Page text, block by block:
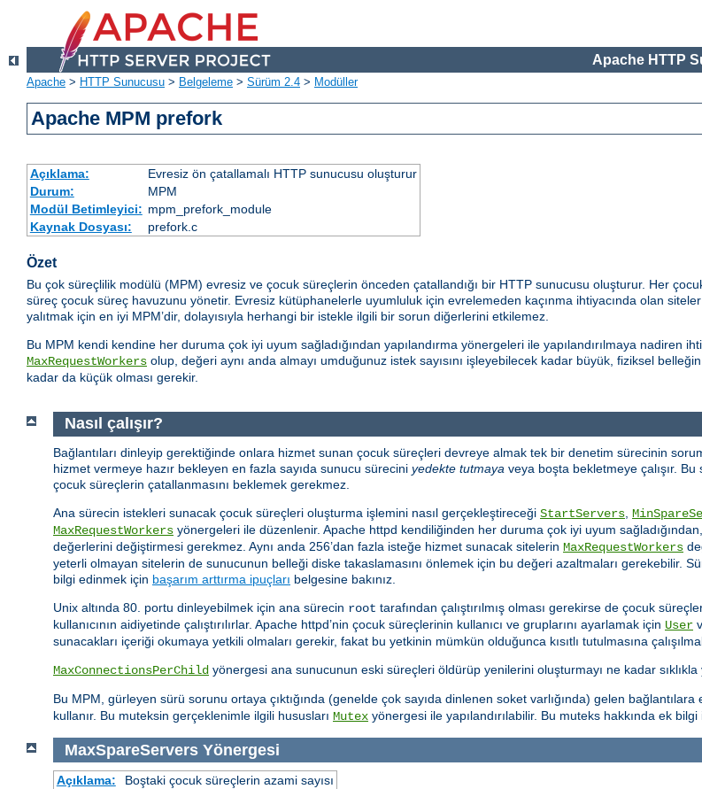
Apache HTTP
Apache > HTTP Sunucusu > Belgeleme > Sürüm 2.4 > Modüller
Apache MPM prefork
Açıklama:
Evresiz ön çatallamalı HTTP sunucusu oluşturur
Durum:
MPM
Modül Betimleyici: mpm_prefork_module
Kaynak Dosyası:
prefork.c
Özet
Bu çok süreçlilik modülü (MPM) evresiz ve çocuk süreçlerin önceden çatallandığı bir HTTP sunucusu oluşturur. Her
süreç çocuk süreç havuzunu yönetir. Evresiz kütüphanelerle uyumluluk için evrelemeden kaçınma ihtiyacında olan
yalıtmak için en iyi MPM’dir, dolayısıyla herhangi bir istekle ilgili bir sorun diğerlerini etkilemez.
Bu MPM kendi kendine her duruma çok iyi uyum sağladığından yapılandırma yönergeleri ile yapılandırılmaya nadiren
MaxRequestWorkers olup, değeri aynı anda almayı umduğunuz istek sayısını işleyebilecek kadar büyük, fiziksel
kadar da küçük olması gerekir.
Nasıl çalışır?
Bağlantıları dinleyip gerektiğinde onlara hizmet sunan çocuk süreçleri devreye almak tek bir denetim sürecinin
hizmet vermeye hazır bekleyen en fazla sayıda sunucu sürecini yedekte tutmaya veya boşta bekletmeye çalışır.
çocuk süreçlerin çatallanmasını beklemek gerekmez.
Ana sürecin istekleri sunacak çocuk süreçleri oluşturma işlemini nasıl gerçekleştireceği StartServers
MaxRequestWorkers yönergeleri ile düzenlenir. Apache httpd kendiliğinden her duruma çok iyi uyum
değerlerini değiştirmesi gerekmez. Aynı anda 256’dan fazla isteğe hizmet sunacak sitelerin MaxRequestWorkers
yeterli olmayan sitelerin de sunucunun belleği diske takaslamasını önlemek için bu değeri azaltmaları gerekebilir.
bilgi edinmek için başarım arttırma ipuçları belgesine bakınız.
Unix altında 80. portu dinleyebilmek için ana sürecin root tarafından çalıştırılmış olması gerekirse de çocuk
kullanıcının aidiyetinde çalıştırılırlar. Apache httpd’nin çocuk süreçlerinin kullanıcı ve gruplarını ayarlamak için User
sunacakları içeriği okumaya yetkili olmaları gerekir, fakat bu yetkinin mümkün olduğunca kısıtlı tutulmasına
MaxConnectionsPerChild yönergesi ana sunucunun eski süreçleri öldürüp yenilerini oluşturmayı ne kadar sıklıkla
Bu MPM, gürleyen sürü sorunu ortaya çıktığında (genelde çok sayıda dinlenen soket varlığında) gelen
kullanır. Bu muteksin gerçeklenimle ilgili hususları Mutex yönergesi ile yapılandırılabilir. Bu muteks hakkında ek bilgi
MaxSpareServers Yönergesi
Açıklama:
Boştaki çocuk süreçlerin azami sayısı